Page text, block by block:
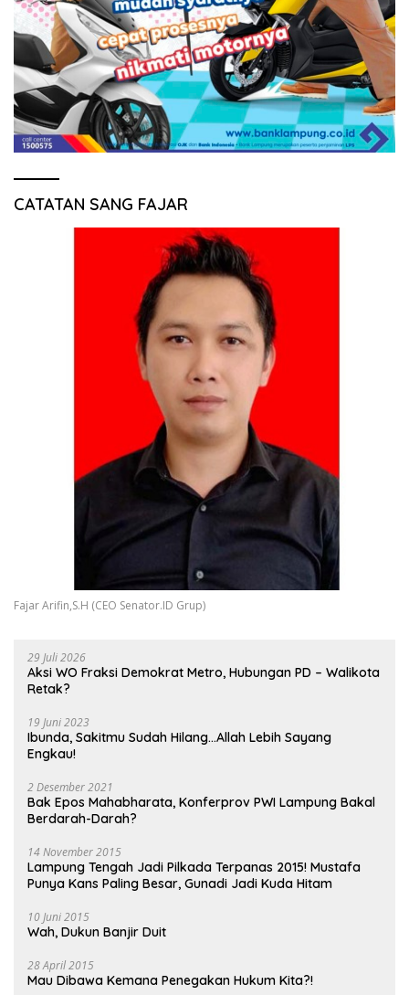
CATATAN SANG FAJAR
Fajar Arifin,S.H (CEO Senator.ID Grup)
29 Juli 2026
Aksi WO Fraksi Demokrat Metro, Hubungan PD – Walikota
Retak?
19 Juni 2023
Ibunda, Sakitmu Sudah Hilang…Allah Lebih Sayang
Engkau!
2 Desember 2021
Bak Epos Mahabharata, Konferprov PWI Lampung Bakal
Berdarah-Darah?
14 November 2015
Lampung Tengah Jadi Pilkada Terpanas 2015! Mustafa
Punya Kans Paling Besar, Gunadi Jadi Kuda Hitam
10 Juni 2015
Wah, Dukun Banjir Duit
28 April 2015
Mau Dibawa Kemana Penegakan Hukum Kita?!